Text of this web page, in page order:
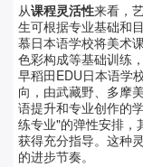
从课程灵活性来看，
生可根据专业基础和
慕日本语学校将美术
色彩构成等基础训练
早稻田EDU日本语学
向，由武藏野、多摩
语提升和专业创作的
练专业"的弹性安排，
获得充分指导。这种
的进步节奏。